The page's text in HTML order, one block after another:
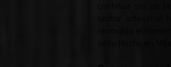
continua sin un
sector
renovado el